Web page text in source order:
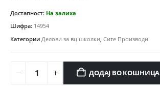
Достапност: На залиха
Шифра: 14954
Категории Делови за вц школки Сите Производи
ДОДАЈ ВО КОШНИЦА